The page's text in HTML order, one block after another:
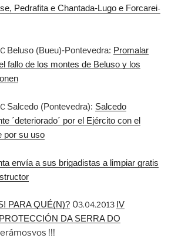
Pedrafita e Chantada-Lugo e Forcarei-
Beluso (Bueu)-Pontevedra: Promalar
fallo de los montes de Beluso y los
Salcedo (Pontevedra): Salcedo
´deteriorado´ por el Ejército con el
por su uso
envía a sus brigadistas a limpiar gratis
PARA QUÉ(N)? 03.04.2013 IV
DA SERRA DO
!!!